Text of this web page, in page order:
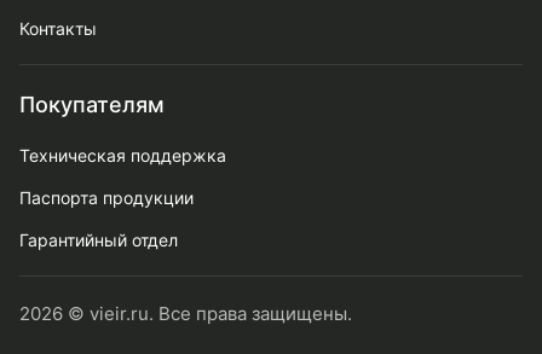
Контакты
Покупателям
Техническая поддержка
Паспорта продукции
Гарантийный отдел
2026 © vieir.ru. Все права защищены.